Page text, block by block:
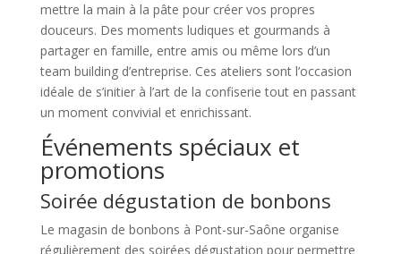
mettre la main à la pâte pour créer vos propres
douceurs. Des moments ludiques et gourmands à
partager en famille, entre amis ou même lors d’un
team building d’entreprise. Ces ateliers sont l’occasion
idéale de s’initier à l’art de la confiserie tout en passant
un moment convivial et enrichissant.
Événements spéciaux et
promotions
Soirée dégustation de bonbons
Le magasin de bonbons à Pont-sur-Saône organise
régulièrement des soirées dégustation pour permettre